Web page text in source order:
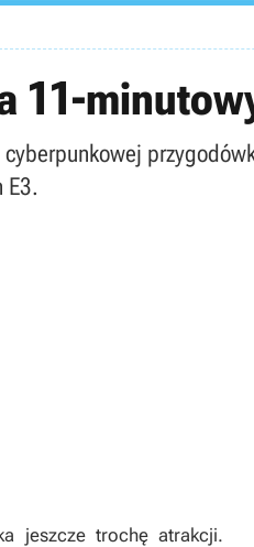
11-
E3.
jeszcze trochę atrakcji.